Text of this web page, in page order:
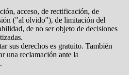
acceso, de rectificación, de
("al olvido"), de limitación del
de no ser objeto de decisiones
sus derechos es gratuito. También
una reclamación ante la